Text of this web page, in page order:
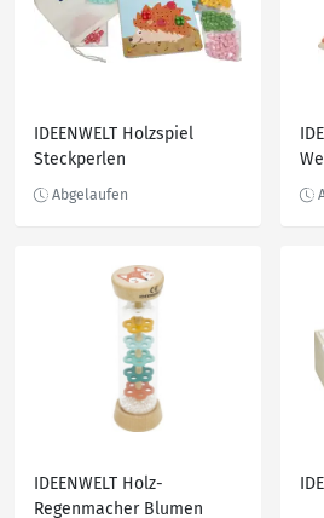
IDEENWELT Holzspiel
Steckperlen
IDEENWELT Holz-
Regenmacher Blumen